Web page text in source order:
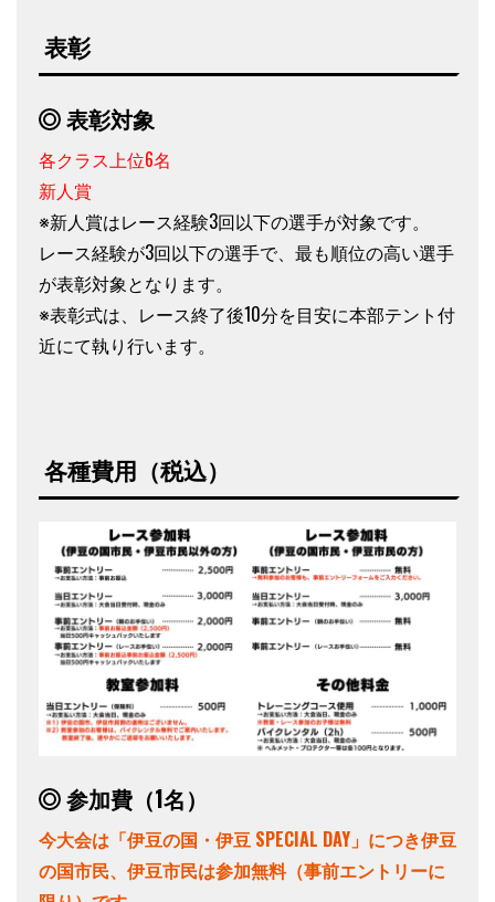
表彰
表彰対象
各クラス上位6名
新人賞
※新人賞はレース経験3回以下の選手が対象です。
レース経験が3回以下の選手で、最も順位の高い選手
が表彰対象となります。
※表彰式は、レース終了後10分を目安に本部テント付
近にて執り行います。
各種費用（税込）
参加費（1名）
今大会は「伊豆の国・伊豆 SPECIAL DAY」につき伊豆
の国市民、伊豆市民は参加無料（事前エントリーに